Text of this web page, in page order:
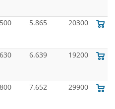
500 5.865 20300
630 6.639 19200
800 7.652 29900